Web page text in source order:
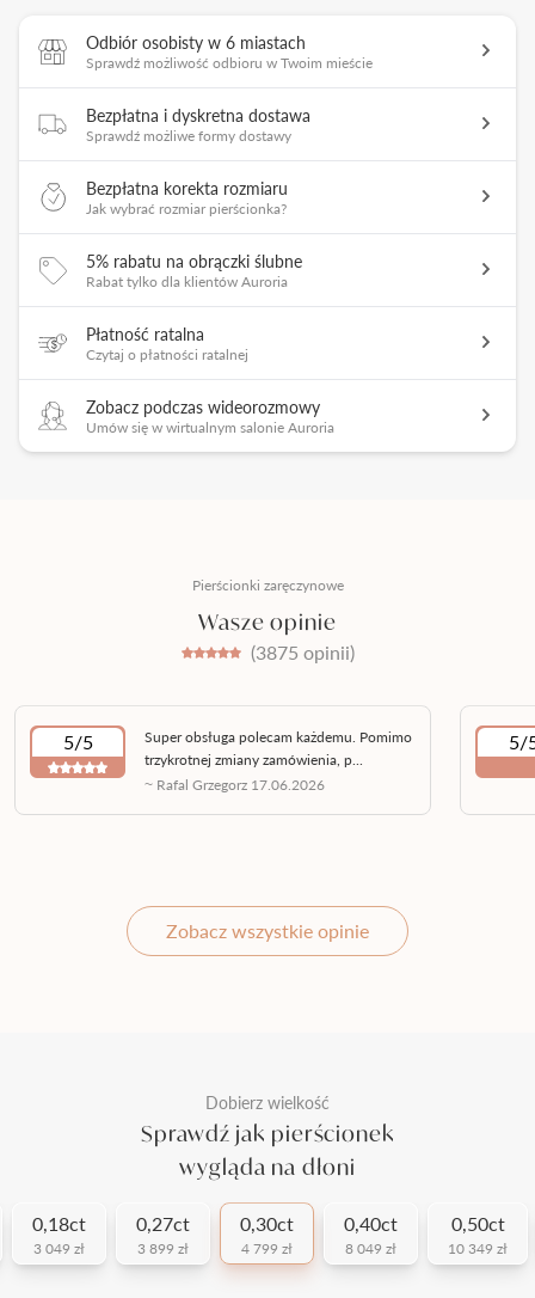
Odbiór osobisty w 6 miastach
Sprawdź możliwość odbioru w Twoim mieście
Bezpłatna i dyskretna dostawa
Sprawdź możliwe formy dostawy
Bezpłatna korekta rozmiaru
Jak wybrać rozmiar pierścionka?
5% rabatu na obrączki ślubne
Rabat tylko dla klientów Auroria
Płatność ratalna
Czytaj o płatności ratalnej
Zobacz podczas wideorozmowy
Umów się w wirtualnym salonie Auroria
Pierścionki zaręczynowe
Wasze opinie
(3875 opinii)
5/5
Super obsługa polecam każdemu. Pomimo
trzykrotnej zmiany zamówienia, p...
~ Rafal Grzegorz 17.06.2026
5/
Zobacz wszystkie opinie
Dobierz wielkość
Sprawdź jak pierścionek
wygląda na dłoni
0,18ct
3 049 zł
0,27ct
3 899 zł
0,30ct
4 799 zł
0,40ct
8 049 zł
0,50ct
10 349 zł